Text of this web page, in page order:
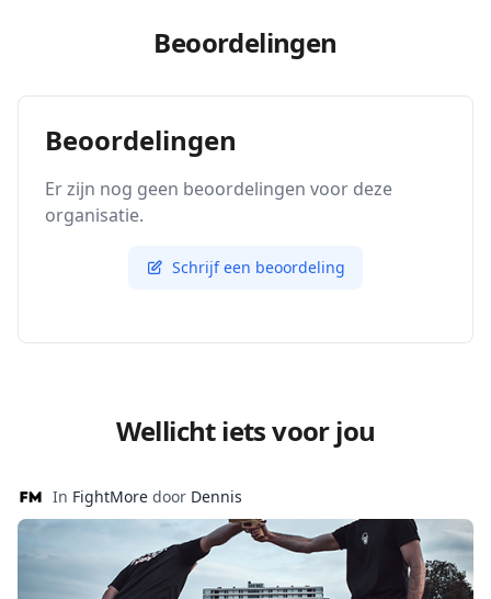
Beoordelingen
Beoordelingen
Er zijn nog geen beoordelingen voor deze
organisatie.
Schrijf een beoordeling
Wellicht iets voor jou
In FightMore door Dennis